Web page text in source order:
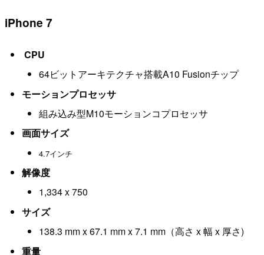
iPhone 7
CPU
64ビットアーキテクチャ搭載A10 Fusionチップ
モーションプロセッサ
組み込み型M10モーションコプロセッサ
画面サイズ
4.7インチ
解像度
1,334 x 750
サイズ
138.3 mm x 67.1 mm x 7.1 mm（高さ x 幅 x 厚さ)
重量